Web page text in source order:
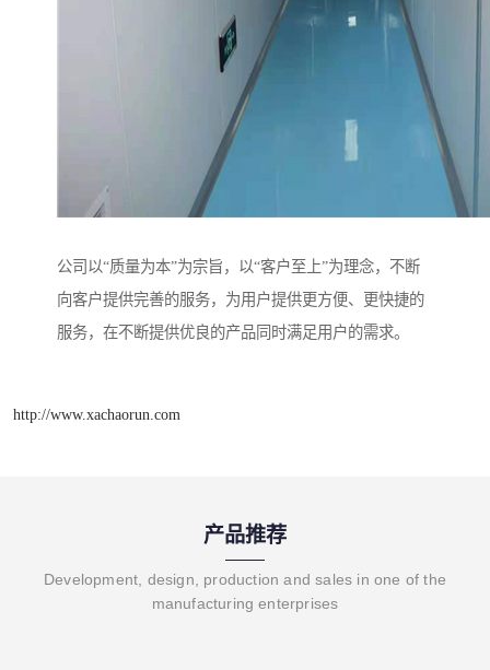
公司以“质量为本”为宗旨，以“客户至上”为理念，不断
向客户提供完善的服务，为用户提供更方便、更快捷的
服务，在不断提供优良的产品同时满足用户的需求。
http://www.xachaorun.com
产品推荐
Development, design, production and sales in one of the
manufacturing enterprises